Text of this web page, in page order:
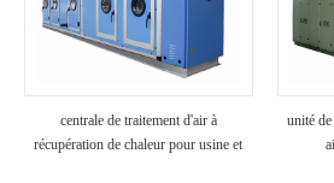
centrale de traitement d'air à
récupération de chaleur pour usine et
unité